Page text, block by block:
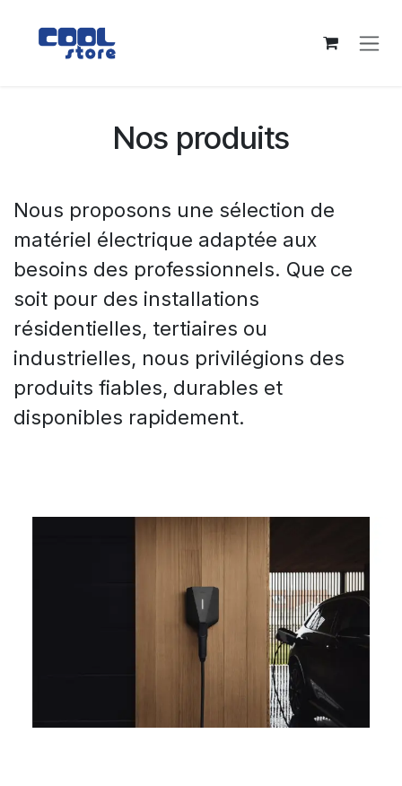
Nos produits
Nous proposons une sélection de
matériel électrique adaptée aux
besoins des professionnels. Que ce
soit pour des installations
résidentielles, tertiaires ou
industrielles, nous privilégions des
produits fiables, durables et
disponibles rapidement.